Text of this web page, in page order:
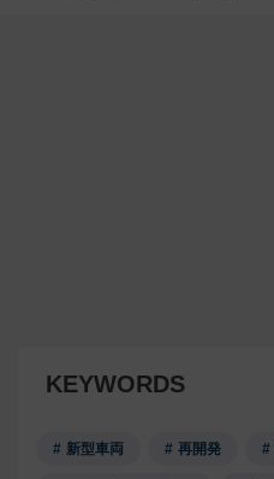
KEYWORDS
新型車両 再開発